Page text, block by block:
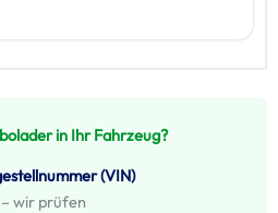
in Ihr Fahrzeug?
(VIN)
wir prüfen